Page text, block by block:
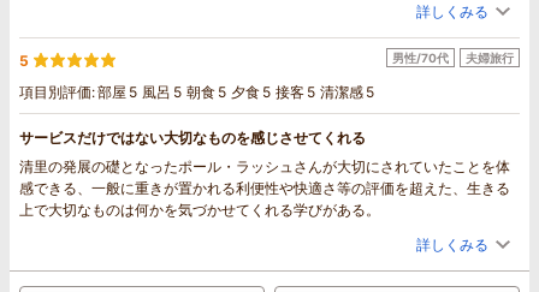
朝夕の食事は美味しく、特に野菜の新鮮さと絶妙な茹で加減、漬物も美味し
かったです。
宿泊して昼夜の違いが楽しめたので次回はゆっくり連泊もいいなと思いまし
た。
詳しくみる
5
項目別評価:部屋 5 風呂 5 朝食 5 夕食 5 接客 5 清潔感 5
男性/70代 夫婦旅行
サービスだけではない大切なものを感じさせてくれる
清里の発展の礎となったポール・ラッシュさんが大切にされていたことを体
感できる、一般に重きが置かれる利便性や快適さ等の評価を超えた、生きる
上で大切なものは何かを気づかせてくれる学びがある。
詳しくみる